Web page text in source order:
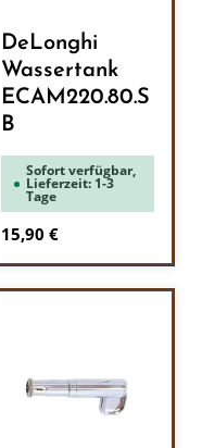
DeLonghi
Wassertank
ECAM220.80.S
B
Sofort verfügbar,
Lieferzeit: 1-3
Tage
Regulärer Preis:
15,90 €